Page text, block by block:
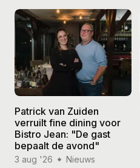
Patrick van Zuiden
verruilt fine dining voor
Bistro Jean: "De gast
bepaalt de avond"
3 aug '26 Nieuws